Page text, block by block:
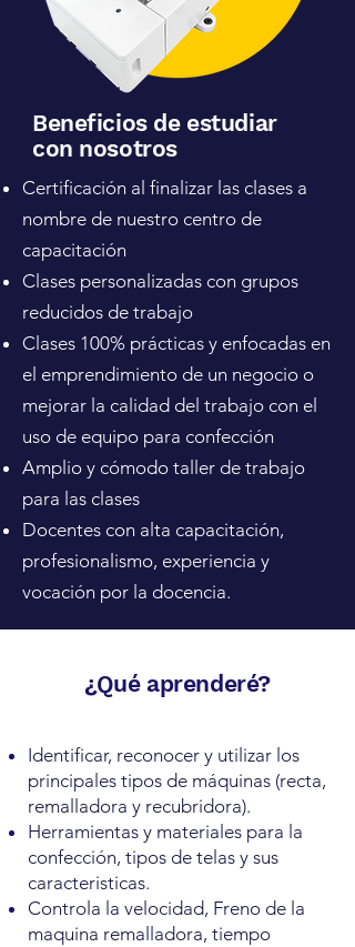
Beneficios de estudiar
con nosotros
Certificación al finalizar las clases a
nombre de nuestro centro de
capacitación
Clases personalizadas con grupos
reducidos de trabajo
Clases 100% prácticas y enfocadas en
el emprendimiento de un negocio o
mejorar la calidad del trabajo con el
uso de equipo para confección
Amplio y cómodo taller de trabajo
para las clases
Docentes con alta capacitación,
profesionalismo, experiencia y
vocación por la docencia.
¿Qué aprenderé?
Identificar, reconocer y utilizar los
principales tipos de máquinas (recta,
remalladora y recubridora).
Herramientas y materiales para la
confección, tipos de telas y sus
caracteristicas.
Controla la velocidad, Freno de la
maquina remalladora, tiempo